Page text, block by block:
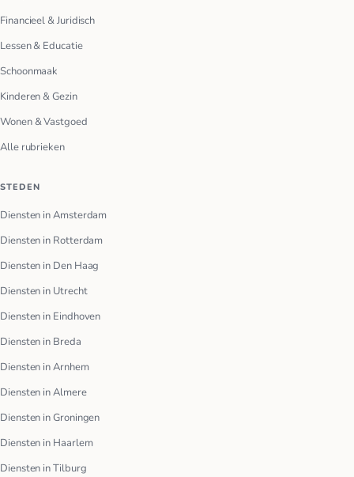
Financieel & Juridisch
Lessen & Educatie
Schoonmaak
Kinderen & Gezin
Wonen & Vastgoed
Alle rubrieken
STEDEN
Diensten in Amsterdam
Diensten in Rotterdam
Diensten in Den Haag
Diensten in Utrecht
Diensten in Eindhoven
Diensten in Breda
Diensten in Arnhem
Diensten in Almere
Diensten in Groningen
Diensten in Haarlem
Diensten in Tilburg